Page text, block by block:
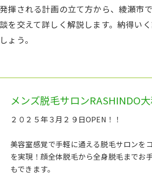
揮される計画の立て方から、綾瀬
を交えて詳しく解説します。納得い
ょう。
メンズ脱毛サロンRASHINDO
２０２５年３月２９日OPEN！！
美容室感覚で手軽に通える脱毛サロンを
を実現！顔全体脱毛から全身脱毛までお
もできます。